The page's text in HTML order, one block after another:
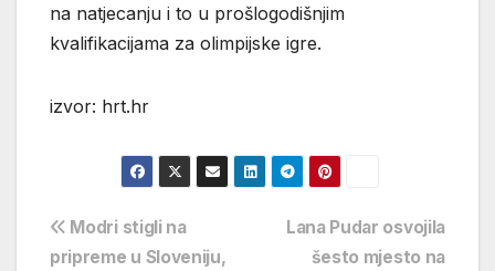
na natjecanju i to u prošlogodišnjim
kvalifikacijama za olimpijske igre.
izvor: hrt.hr
Navigacija
Lana Pudar osvojila
šesto mjesto na
Modri stigli na
pripreme u Sloveniju,